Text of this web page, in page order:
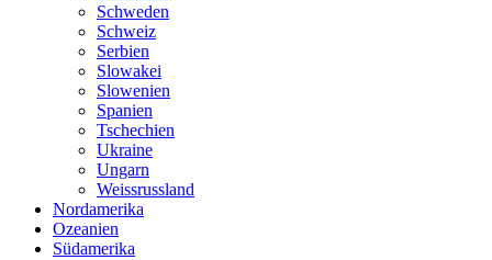
Schweden
Schweiz
Serbien
Slowakei
Slowenien
Spanien
Tschechien
Ukraine
Ungarn
Weissrussland
Nordamerika
Ozeanien
Südamerika